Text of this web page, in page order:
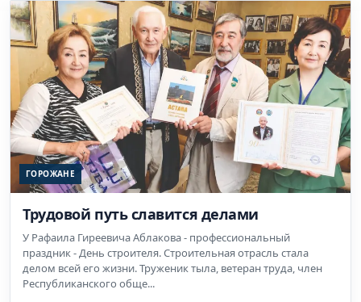
ГОРОЖАНЕ
Трудовой путь славится делами
У Рафаила Гиреевича Аблакова - профессиональный
праздник - День строителя. Строительная отрасль стала
делом всей его жизни. Труженик тыла, ветеран труда, член
Республиканского обще...